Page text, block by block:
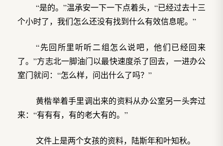
“是的。”温承安一下一下点着头，“已经过去十三
个小时了，我们怎么还没有找到什么有效信息呢。”
“先回所里听听二组怎么说吧，他们已经回来
了。”方志北一脚油门以最快速度杀了回去，一进办公
室门就问：“怎么样，问出什么了吗？”
黄楷举着手里调出来的资料从办公室另一头奔过
来：“有有有，有的老大有的。”
文件上是两个女孩的资料，陆斯年和叶知秋。